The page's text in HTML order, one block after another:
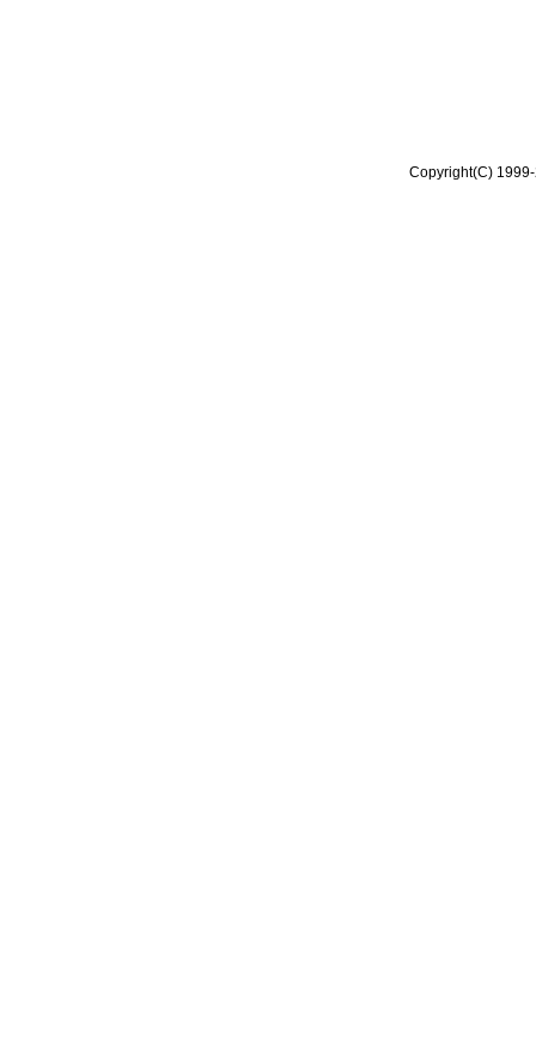
Copyright(C)